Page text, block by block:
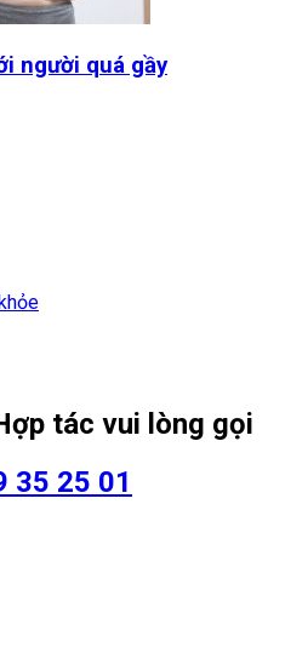
người quá gầy
tác vui lòng gọi
35 25 01